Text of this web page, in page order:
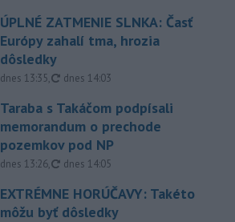
ÚPLNÉ ZATMENIE SLNKA: Časť
Európy zahalí tma, hrozia
dôsledky
dnes 13:35, aktualizované
dnes 14:03
Taraba s Takáčom podpísali
memorandum o prechode
pozemkov pod NP
dnes 13:26, aktualizované
dnes 14:05
EXTRÉMNE HORÚČAVY: Takéto
môžu byť dôsledky